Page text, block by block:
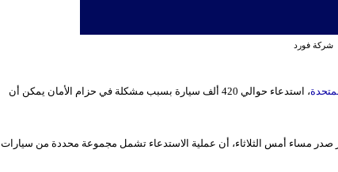
شركة فورد
، استدعاء حوالي 420 ألف سيارة بسبب مشكلة في حزام الأمان يمكن أن
صدر مساء أمس الثلاثاء، أن عملية الاستدعاء تشمل مجموعة محددة من سيارات